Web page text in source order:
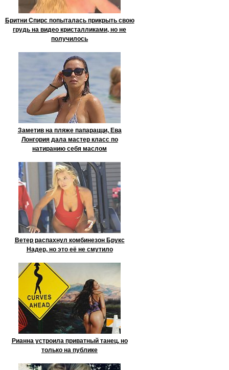
Бритни Спирс попыталась прикрыть свою
грудь на видео кристалликами, но не
получилось
Заметив на пляже папарацци, Ева
Лонгория дала мастер класс по
натиранию себя маслом
Ветер распахнул комбинезон Брукс
Надер, но это её не смутило
Рианна устроила приватный танец, но
только на публике